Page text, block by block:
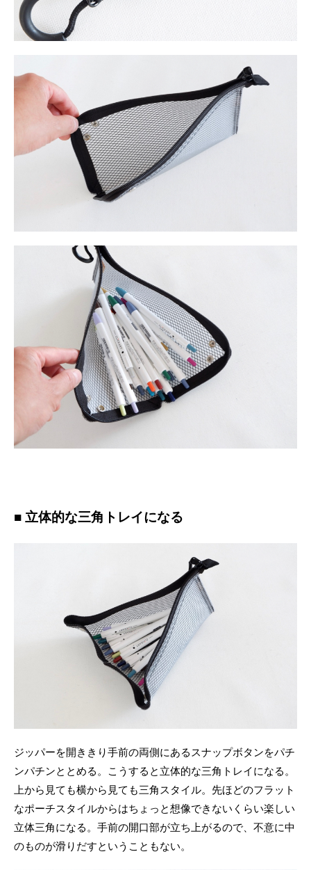
■ 立体的な三角トレイになる
ジッパーを開ききり手前の両側にあるスナップボタンをパチ
ンパチンととめる。こうすると立体的な三角トレイになる。
上から見ても横から見ても三角スタイル。先ほどのフラット
なポーチスタイルからはちょっと想像できないくらい楽しい
立体三角になる。手前の開口部が立ち上がるので、不意に中
のものが滑りだすということもない。